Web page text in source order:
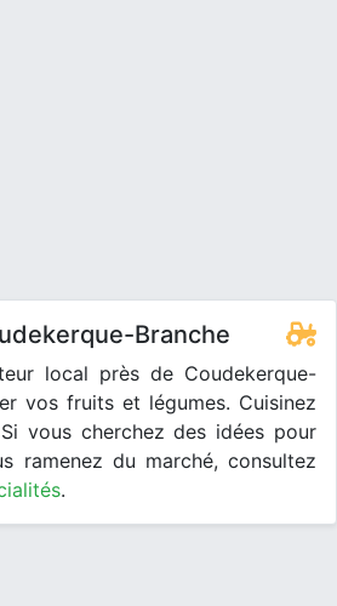
Branche
local près de Coudekerque-
vos fruits et légumes. Cuisinez
vous cherchez des idées pour
ramenez du marché, consultez
.